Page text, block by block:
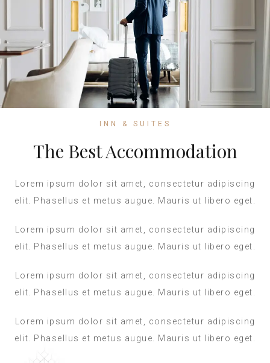
INN & SUITES
The Best Accommodation
Lorem ipsum dolor sit amet, consectetur adipiscing
elit. Phasellus et metus augue. Mauris ut libero eget.
Lorem ipsum dolor sit amet, consectetur adipiscing
elit. Phasellus et metus augue. Mauris ut libero eget.
Lorem ipsum dolor sit amet, consectetur adipiscing
elit. Phasellus et metus augue. Mauris ut libero eget.
Lorem ipsum dolor sit amet, consectetur adipiscing
elit. Phasellus et metus augue. Mauris ut libero eget.